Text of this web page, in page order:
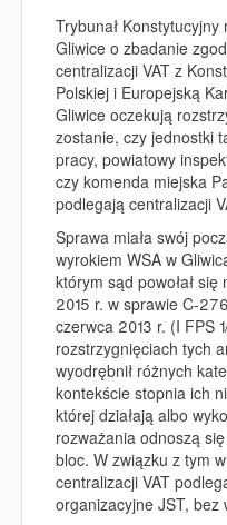
Trybunał
Gliwice o zbadanie
centralizacji VAT z
Polskiej i Europejską
Gliwice oczekują
zostanie, czy jednostki
pracy, powiatowy
czy komenda miejska
podlegają centralizacji
Sprawa miała swój
wyrokiem WSA w
którym sąd powołał się
2015 r. w sprawie C-
czerwca 2013 r. (I FPS
rozstrzygnięciach tych
wyodrębnił różnych
kontekście stopnia ich
której działają albo
rozważania odnoszą
bloc. W związku z tym
centralizacji VAT
organizacyjne JST, bez